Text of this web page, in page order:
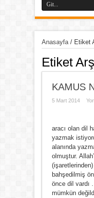
Anasayfa/ Etiket
Etiket
KAMUS
5 Mart 2014
aracı olan dil
yazmak
alanında
olmuştur.
bahşedilmiş
önce dil vardı
mümkün